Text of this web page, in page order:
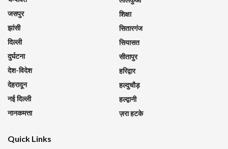
जसपुर
झांसी
दिल्ली
दुर्घटना
देश-विदेश
देहरादून
नई दिल्ली
नानकमत्ता
शिक्षा
सितारगंज
सियासत
सीतापुर
हरिद्वार
हल्दुचौड़
हल्द्वानी
ज़रा हटके
Quick Links